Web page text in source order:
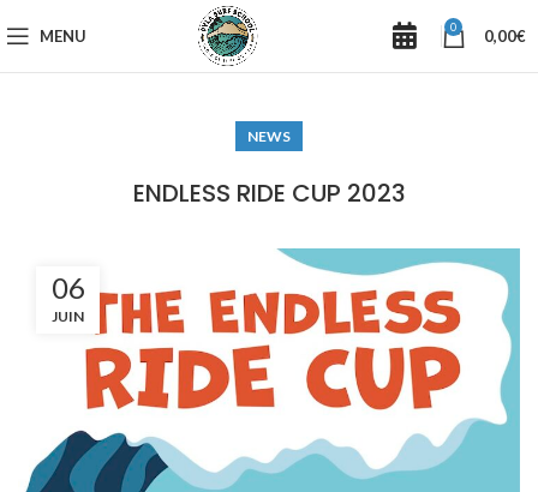
MENU 0 0,00€
NEWS
ENDLESS RIDE CUP 2023
06
JUIN